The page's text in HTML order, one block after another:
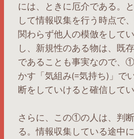
には、ときに厄介である。
して情報収集を行う時点で
関わらず他人の模倣をして
し、新規性のある物は、既
であることも事実なので、
かす「気組み(=気持ち)」で
断をしていけると確信してい
さらに、この①の人は、判
る。情報収集している途中